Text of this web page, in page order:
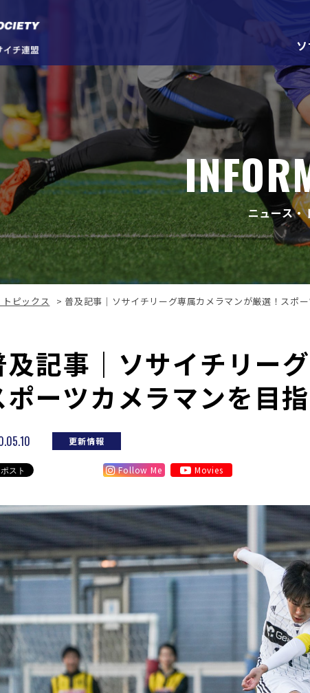
ニュース・
ピックス > 普及記事｜ソサイチリーグ専属カメラマンが厳選！スポ
及記事｜ソサイチリー
ポーツカメラマンを目
更新情報
Follow Me Movies